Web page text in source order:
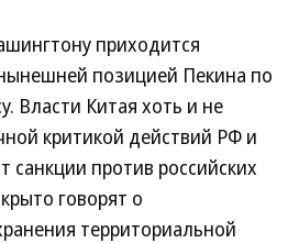
приходится
позицией Пекина по
Власти Китая хоть и не
критикой действий РФ и
санкции против российских
говорят о
территориальной